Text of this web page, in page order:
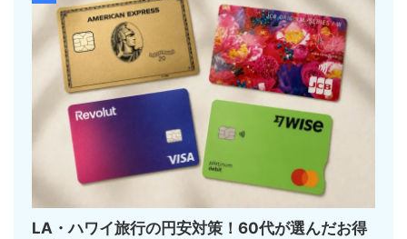
LA・ハワイ旅行の円安対策！60代が選んだお得